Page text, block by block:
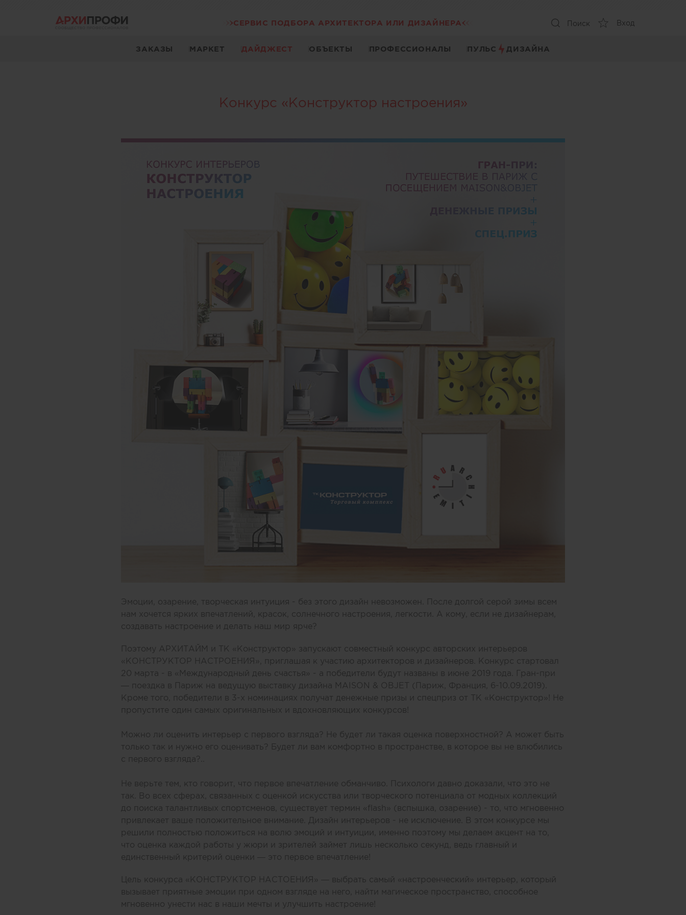
СЕРВИС ПОДБОРА АРХИТЕКТОРА ИЛИ ДИЗАЙНЕРА Поиск Вход
ЗАКАЗЫ МАРКЕТ ДАЙДЖЕСТ ОБЪЕКТЫ ПРОФЕССИОНАЛЫ ПУЛЬС ДИЗАЙНА
Конкурс «Конструктор настроения»
Эмоции, озарение, творческая интуиция - без этого дизайн невозможен. После долгой серой зимы всем
нам хочется ярких впечатлений, красок, солнечного настроения, легкости. А кому, если не дизайнерам,
создавать настроение и делать наш мир ярче?
Поэтому АРХИТАЙМ и ТК «Конструктор» запускают совместный конкурс авторских интерьеров
«КОНСТРУКТОР НАСТРОЕНИЯ», приглашая к участию архитекторов и дизайнеров. Конкурс стартовал
20 марта - в «Международный день счастья» - а победители будут названы в июне 2019 года. Гран-при
— поездка в Париж на ведущую выставку дизайна MAISON & OBJET (Париж, Франция, 6-10.09.2019).
Кроме того, победители в 3-х номинациях получат денежные призы и спецприз от ТК «Конструктор»! Не
пропустите один самых оригинальных и вдохновляющих конкурсов!
Можно ли оценить интерьер с первого взгляда? Не будет ли такая оценка поверхностной? А может быть
только так и нужно его оценивать? Будет ли вам комфортно в пространстве, в которое вы не влюбились
с первого взгляда?..
Не верьте тем, кто говорит, что первое впечатление обманчиво. Психологи давно доказали, что это не
так. Во всех сферах, связанных с оценкой искусства или творческого потенциала от модных коллекций
до поиска талантливых спортсменов, существует термин «flash» (вспышка, озарение) - то, что мгновенно
привлекает ваше положительное внимание. Дизайн интерьеров - не исключение. В этом конкурсе мы
решили полностью положиться на волю эмоций и интуиции, именно поэтому мы делаем акцент на то,
что оценка каждой работы у жюри и зрителей займет лишь несколько секунд, ведь главный и
единственный критерий оценки — это первое впечатление!
Цель конкурса «КОНСТРУКТОР НАСТОЕНИЯ» — выбрать самый «настроенческий» интерьер, который
вызывает приятные эмоции при одном взгляде на него, найти магическое пространство, способное
мгновенно унести нас в наши мечты и улучшить настроение!